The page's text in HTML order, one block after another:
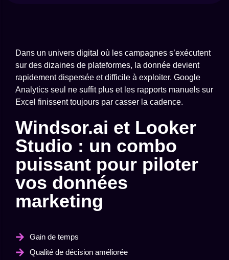
Dans un univers digital où les campagnes s’exécutent
sur des dizaines de plateformes, la donnée devient
rapidement dispersée et difficile à exploiter. Google
Analytics seul ne suffit plus et les rapports manuels sur
Excel finissent toujours par casser la cadence.
Windsor.ai et Looker
Studio : un combo
puissant pour piloter
vos données
marketing
Gain de temps
Qualité de décision améliorée